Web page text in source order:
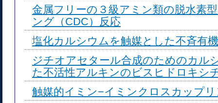
金属フリーの３級アミン類の脱水素
ング（CDC）反応
塩化カルシウムを触媒とした不斉有
ジチオアセタール合成のためのカル
た不活性アルキンのビスヒドロキシ
触媒的イミン−イミンクロスカップ